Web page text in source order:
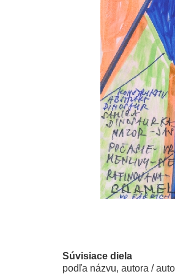
Súvisiace diela
podľa názvu, autora /